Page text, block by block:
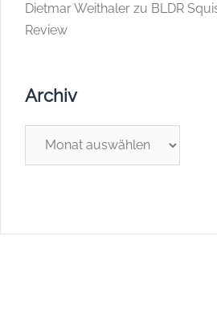
Dietmar Weithaler zu BLDR
Review
Archiv